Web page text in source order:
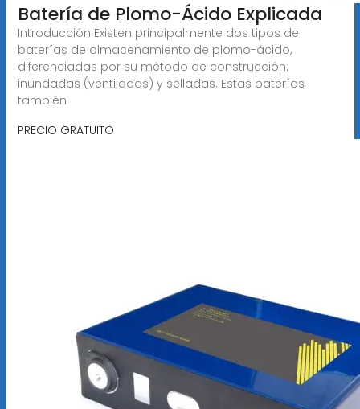
Batería de Plomo-Ácido Explicada
Introducción Existen principalmente dos tipos de
baterías de almacenamiento de plomo-ácido,
diferenciadas por su método de construcción:
inundadas (ventiladas) y selladas. Estas baterías
también
PRECIO GRATUITO